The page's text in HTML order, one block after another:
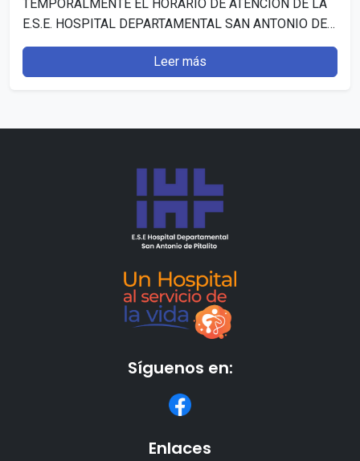
TEMPORALMENTE EL HORARIO DE ATENCIÓN DE LA
E.S.E. HOSPITAL DEPARTAMENTAL SAN ANTONIO DE
PITALITO (HUILA)”. Publicado: 7 julio, 2026…
Leer más
Síguenos en:
Enlaces